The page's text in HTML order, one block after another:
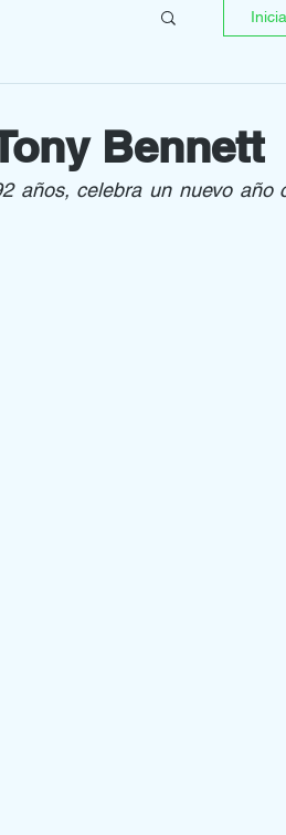
Bennett
años, celebra un nuevo año